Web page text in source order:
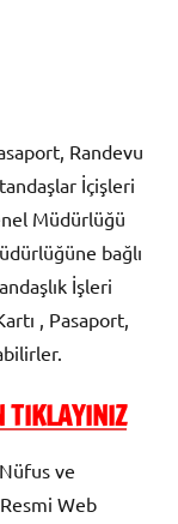
Randevu
İçişleri
Müdürlüğü
bağlı
İşleri
, Pasaport,
TIKLAYINIZ
Nüfus ve
Web